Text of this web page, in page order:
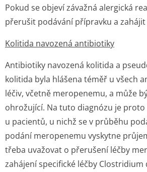
Pokud se objeví závažná alergická
přerušit podávání přípravku a
Kolitida navozená antibiotiky
Antibiotiky navozená kolitida a
kolitida byla hlášena téměř u všech
léčiv, včetně meropenemu, a může
ohrožující. Na tuto diagnózu je
u pacientů, u nichž se v průběhu
podání meropenemu vyskytne
třeba uvažovat o přerušení léčby
zahájení specifické léčby Clostridium